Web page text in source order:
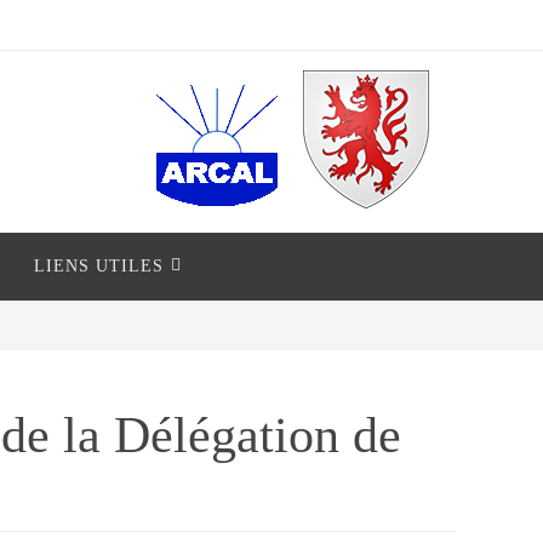
LIENS UTILES
la Délégation de